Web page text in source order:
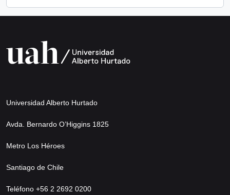
Universidad Alberto Hurtado
Avda. Bernardo O’Higgins 1825
Metro Los Héroes
Santiago de Chile
Teléfono +56 2 2692 0200